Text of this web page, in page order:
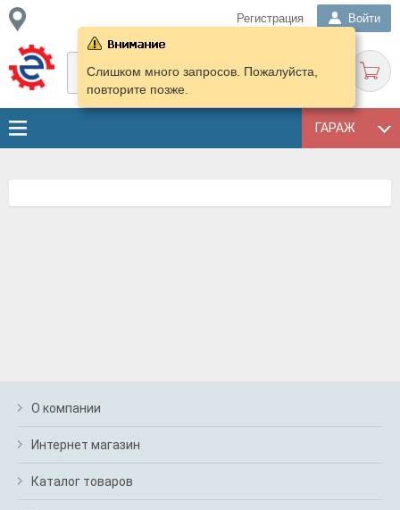
Регистрация Войти
ГАРАЖ
Слишком много запросов. Пожалуйста,
повторите позже.
О компании
Интернет магазин
Каталог товаров